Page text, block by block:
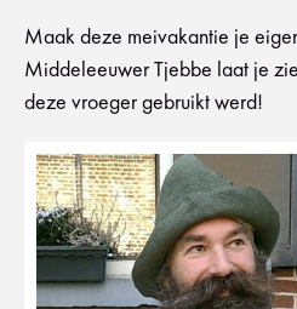
Maak deze meivakantie je
Middeleeuwer Tjebbe laat je
deze vroeger gebruikt werd!